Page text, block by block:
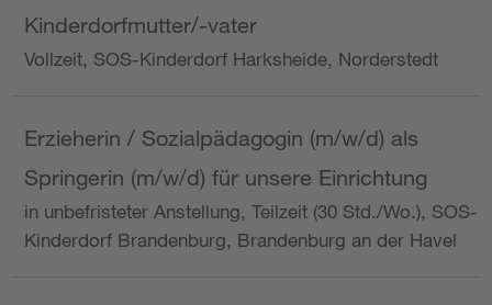
Kinderdorfmutter/-vater
Vollzeit, SOS-Kinderdorf Harksheide, Norderstedt
Erzieherin / Sozialpädagogin (m/w/d) als
Springerin (m/w/d) für unsere Einrichtung
in unbefristeter Anstellung, Teilzeit (30 Std./Wo.), SOS-
Kinderdorf Brandenburg, Brandenburg an der Havel